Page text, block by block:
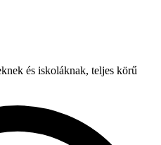
és iskoláknak, teljes körű